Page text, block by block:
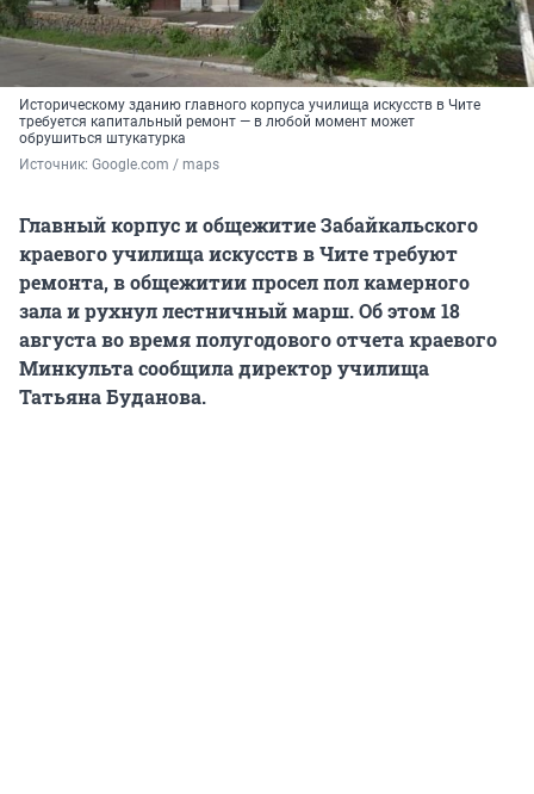
Историческому зданию главного корпуса училища искусств в Чите
требуется капитальный ремонт — в любой момент может
обрушиться штукатурка
Источник: Google.com / maps
Главный корпус и общежитие Забайкальского
краевого училища искусств в Чите требуют
ремонта, в общежитии просел пол камерного
зала и рухнул лестничный марш. Об этом 18
августа во время полугодового отчета краевого
Минкульта сообщила директор училища
Татьяна Буданова.